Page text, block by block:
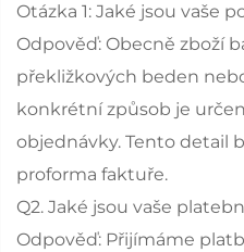
Otázka 1: Jaké jsou vaše
Odpověď: Obecně zboží
překližkových beden
konkrétní způsob je
objednávky. Tento detail
proforma faktuře.
Q2. Jaké jsou vaše
Odpověď: Přijímáme